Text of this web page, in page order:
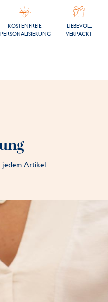
KOSTENFREIE
PERSONALISIERUNG
LIEBEVOLL
VERPACKT
jedem Artikel